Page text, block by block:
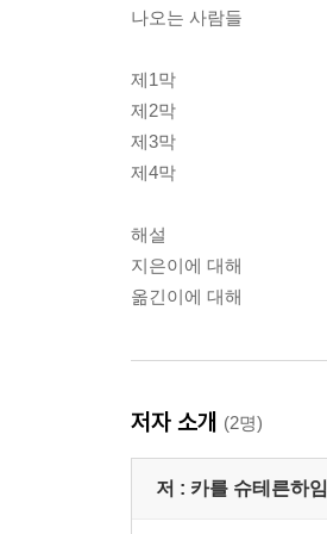
나오는 사람들
제1막
제2막
제3막
제4막
해설
지은이에 대해
옮긴이에 대해
저자 소개 (2명)
저 : 카를 슈테른하임